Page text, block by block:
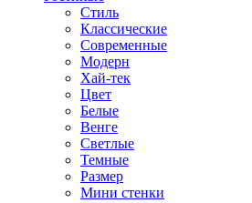
Стиль
Классические
Современные
Модерн
Хай-тек
Цвет
Белые
Венге
Светлые
Темные
Размер
Мини стенки